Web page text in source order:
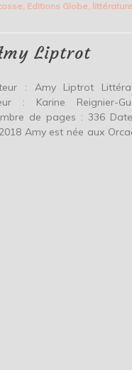
Amy
, Editions Globe,
Liptrot
: Amy Liptrot
: Karine Reignier-
de pages : 336
Amy est née aux